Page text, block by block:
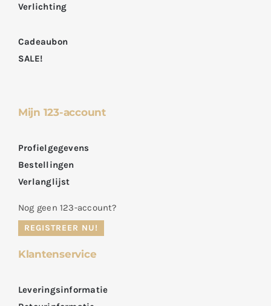
Verlichting
Cadeaubon
SALE!
Mijn 123-account
Profielgegevens
Bestellingen
Verlanglijst
Nog geen 123-account?
REGISTREER NU!
Klantenservice
Leveringsinformatie